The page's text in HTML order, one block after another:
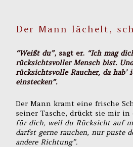
Der Mann lächelt,
“Weißt du”, sagt er. “Ich mag
rücksichtsvoller Mensch bist.
rücksichtsvolle Raucher, da hab’
einstecken”.
Der Mann kramt eine frische
seiner Tasche, drückt sie mir in
für dich, weil du Rücksicht auf
darfst gerne rauchen, nur puste
andere Richtung”.